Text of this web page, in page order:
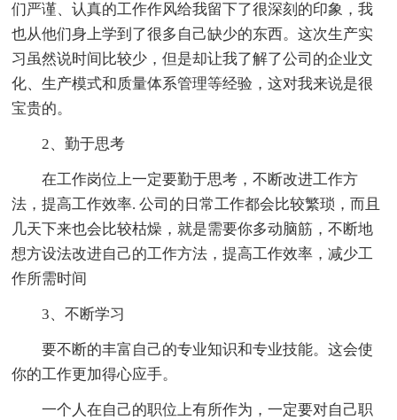
们严谨、认真的工作作风给我留下了很深刻的印象，我
也从他们身上学到了很多自己缺少的东西。这次生产实
习虽然说时间比较少，但是却让我了解了公司的企业文
化、生产模式和质量体系管理等经验，这对我来说是很
宝贵的。
2、勤于思考
在工作岗位上一定要勤于思考，不断改进工作方
法，提高工作效率. 公司的日常工作都会比较繁琐，而且
几天下来也会比较枯燥，就是需要你多动脑筋，不断地
想方设法改进自己的工作方法，提高工作效率，减少工
作所需时间
3、不断学习
要不断的丰富自己的专业知识和专业技能。这会使
你的工作更加得心应手。
一个人在自己的职位上有所作为，一定要对自己职